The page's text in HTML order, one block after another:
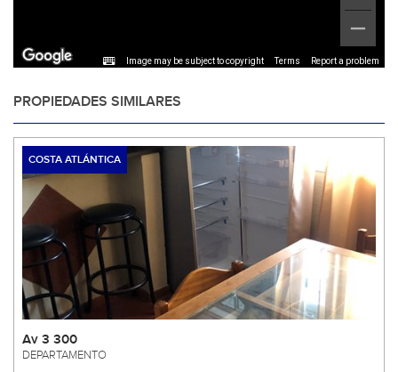
Image may be subject to copyright Terms Report a problem
PROPIEDADES SIMILARES
COSTA ATLÁNTICA
Av 3 300
DEPARTAMENTO